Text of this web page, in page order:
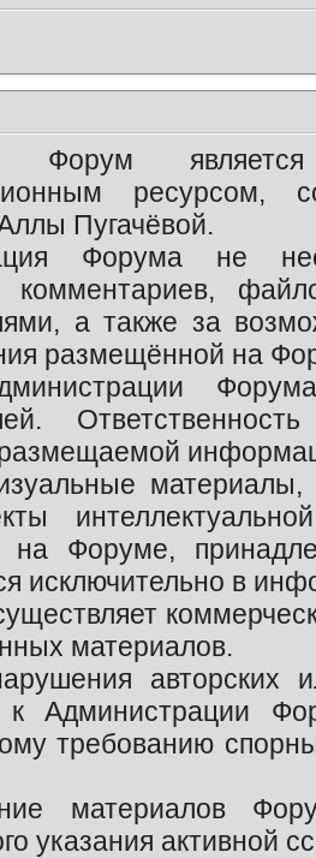
Форум является
ресурсом,
Пугачёвой.
Форума не
комментариев,
а также за
размещённой на
Форуме,
исключительно в
материалов.
авторских
к Администрации
требованию
материалов
указания активной